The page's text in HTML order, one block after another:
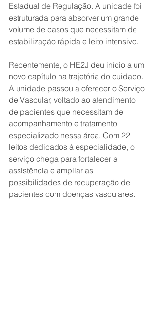
Estadual de Regulação. A unidade foi
estruturada para absorver um grande
volume de casos que necessitam de
estabilização rápida e leito intensivo.
Recentemente, o HE2J deu início a um
novo capítulo na trajetória do cuidado.
A unidade passou a oferecer o Serviço
de Vascular, voltado ao atendimento
de pacientes que necessitam de
acompanhamento e tratamento
especializado nessa área. Com 22
leitos dedicados à especialidade, o
serviço chega para fortalecer a
assistência e ampliar as
possibilidades de recuperação de
pacientes com doenças vasculares.